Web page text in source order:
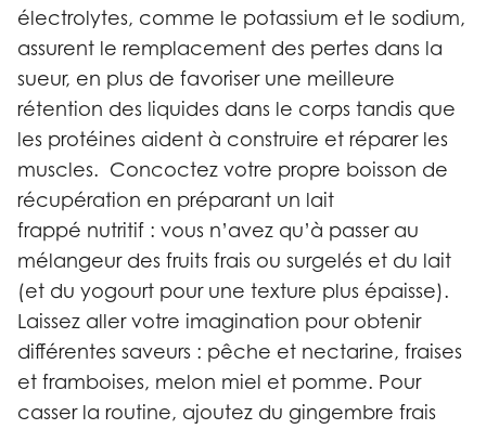
électrolytes, comme le potassium et le sodium,
assurent le remplacement des pertes dans la
sueur, en plus de favoriser une meilleure
rétention des liquides dans le corps tandis que
les protéines aident à construire et réparer les
muscles. Concoctez votre propre boisson de
récupération en préparant un lait
frappé nutritif : vous n’avez qu’à passer au
mélangeur des fruits frais ou surgelés et du lait
(et du yogourt pour une texture plus épaisse).
Laissez aller votre imagination pour obtenir
différentes saveurs : pêche et nectarine, fraises
et framboises, melon miel et pomme. Pour
casser la routine, ajoutez du gingembre frais